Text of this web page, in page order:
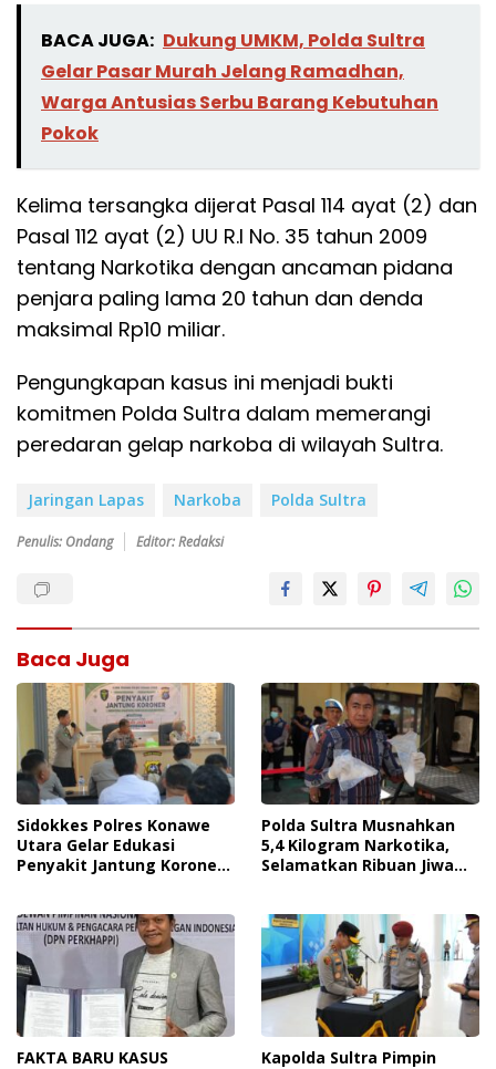
BACA JUGA: Dukung UMKM, Polda Sultra
Gelar Pasar Murah Jelang Ramadhan,
Warga Antusias Serbu Barang Kebutuhan
Pokok
Kelima tersangka dijerat Pasal 114 ayat (2) dan
Pasal 112 ayat (2) UU R.I No. 35 tahun 2009
tentang Narkotika dengan ancaman pidana
penjara paling lama 20 tahun dan denda
maksimal Rp10 miliar.
Pengungkapan kasus ini menjadi bukti
komitmen Polda Sultra dalam memerangi
peredaran gelap narkoba di wilayah Sultra.
Jaringan Lapas Narkoba Polda Sultra
Penulis: Ondang Editor: Redaksi
Baca Juga
Sidokkes Polres Konawe
Utara Gelar Edukasi
Penyakit Jantung Koroner,
Hidup Sehat
Polda Sultra Musnahkan
5,4 Kilogram Narkotika,
Selamatkan Ribuan Jiwa
FAKTA BARU KASUS
Kapolda Sultra Pimpin